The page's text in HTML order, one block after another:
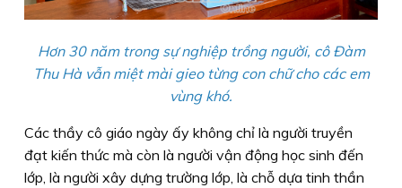
Hơn 30 năm trong sự nghiệp trồng người, cô Ðàm
Thu Hà vẫn miệt mài gieo từng con chữ cho các em
vùng khó.
Các thầy cô giáo ngày ấy không chỉ là người truyền
đạt kiến thức mà còn là người vận động học sinh đến
lớp, là người xây dựng trường lớp, là chỗ dựa tinh thần